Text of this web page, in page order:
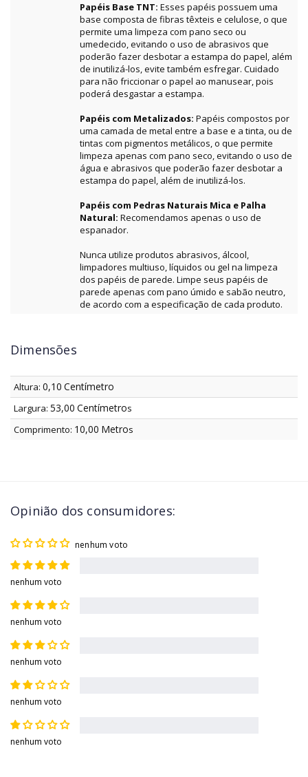
Papéis Base TNT: Esses papéis possuem uma
base composta de fibras têxteis e celulose, o que
permite uma limpeza com pano seco ou
umedecido, evitando o uso de abrasivos que
poderão fazer desbotar a estampa do papel, além
de inutilizá-los, evite também esfregar. Cuidado
para não friccionar o papel ao manusear, pois
poderá desgastar a estampa.
Papéis com Metalizados: Papéis compostos por
uma camada de metal entre a base e a tinta, ou de
tintas com pigmentos metálicos, o que permite
limpeza apenas com pano seco, evitando o uso de
água e abrasivos que poderão fazer desbotar a
estampa do papel, além de inutilizá-los.
Papéis com Pedras Naturais Mica e Palha
Natural: Recomendamos apenas o uso de
espanador.
Nunca utilize produtos abrasivos, álcool,
limpadores multiuso, líquidos ou gel na limpeza
dos papéis de parede. Limpe seus papéis de
parede apenas com pano úmido e sabão neutro,
de acordo com a especificação de cada produto.
Dimensões
Altura: 0,10 Centímetro
Largura: 53,00 Centímetros
Comprimento: 10,00 Metros
Opinião dos consumidores:
nenhum voto
nenhum voto
nenhum voto
nenhum voto
nenhum voto
nenhum voto